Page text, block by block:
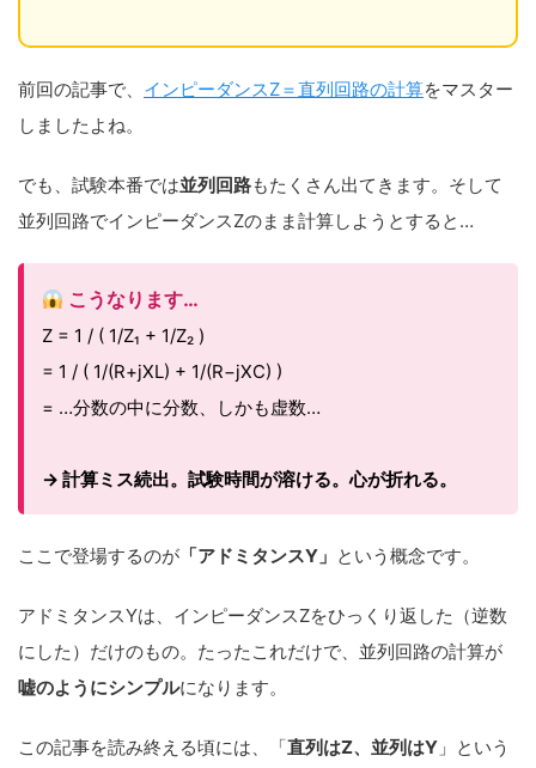
前回の記事で、 インピーダンスZ＝直列回路の計算をマスター
しましたよね。
でも、試験本番では並列回路もたくさん出てきます。そして
並列回路でインピーダンスZのまま計算しようとすると…
こうなります…
Z = 1 / ( 1/Z₁ + 1/Z₂ )
= 1 / ( 1/(R+jXL) + 1/(R−jXC) )
= …分数の中に分数、しかも虚数…
→ 計算ミス続出。試験時間が溶ける。心が折れる。
ここで登場するのが 「アドミタンスY」 という概念です。
アドミタンスYは、インピーダンスZをひっくり返した（逆数
にした）だけのもの。たったこれだけで、並列回路の計算が
嘘のようにシンプルになります。
この記事を読み終える頃には、「直列はZ、並列はY 」という